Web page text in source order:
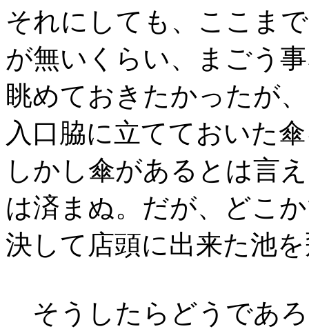
それにしても、ここま
が無いくらい、まごう
眺めておきたかったが
入口脇に立てておいた
しかし傘があるとは言
は済まぬ。だが、どこ
決して店頭に出来た池
そうしたらどうであ